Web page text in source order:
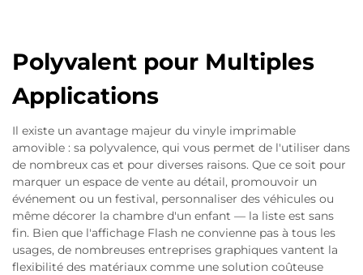
Polyvalent pour Multiples
Applications
Il existe un avantage majeur du vinyle imprimable
amovible : sa polyvalence, qui vous permet de l'utiliser dans
de nombreux cas et pour diverses raisons. Que ce soit pour
marquer un espace de vente au détail, promouvoir un
événement ou un festival, personnaliser des véhicules ou
même décorer la chambre d'un enfant — la liste est sans
fin. Bien que l'affichage Flash ne convienne pas à tous les
usages, de nombreuses entreprises graphiques vantent la
flexibilité des matériaux comme une solution coûteuse